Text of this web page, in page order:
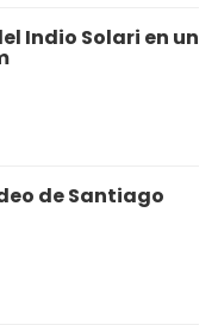
Indio Solari en un
de Santiago